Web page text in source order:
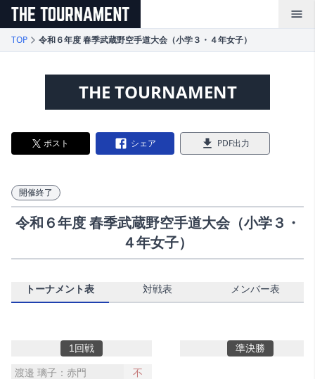
メインコンテンツへスキップ
TOP 令和６年度 春季武蔵野空手道大会（小学３・４年女子）
THE TOURNAMENT
ポスト シェア PDF出力
開催終了
令和６年度 春季武蔵野空手道大会（小学３・
４年女子）
トーナメント表 対戦表 メンバー表
1回戦 準決勝
渡邉 璃子：赤門
不